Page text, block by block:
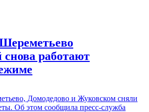
работают
Домодедово и Жуковском сняли
Об этом сообщила пресс-служба